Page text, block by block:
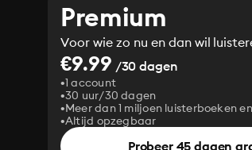
Premium
Voor wie zo nu en dan wil
€9.99 /30 dagen
1 account
30 uur/30 dagen
Meer dan 1 miljoen luisterboeken
Altijd opzegbaar
Probeer 45 dagen